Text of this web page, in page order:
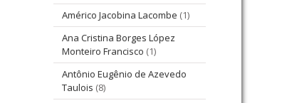
Américo Jacobina Lacombe (1)
Ana Cristina Borges López
Monteiro Francisco (1)
Antônio Eugênio de Azevedo
Taulois (8)